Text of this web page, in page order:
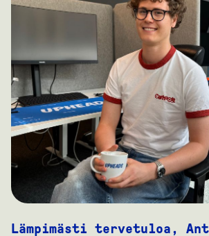
Lämpimästi tervetuloa,